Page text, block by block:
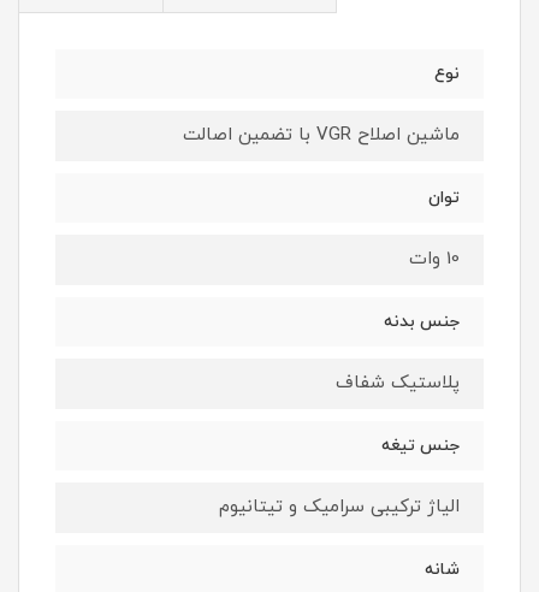
نوع
ماشین اصلاح VGR با تضمین اصالت
توان
10 وات
جنس بدنه
پلاستیک شفاف
جنس تیغه
الیاژ ترکیبی سرامیک و تیتانیوم
شانه